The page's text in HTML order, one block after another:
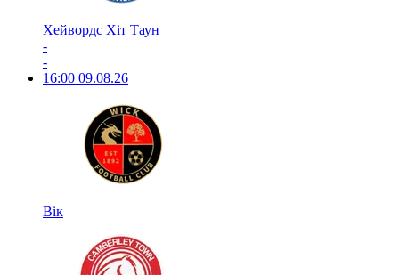
Хейвордс Хіт Таун
-
-
16:00 09.08.26
Вік